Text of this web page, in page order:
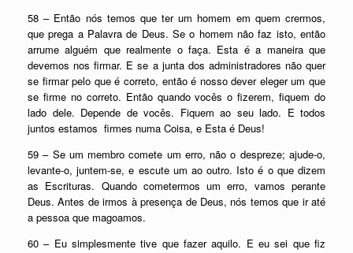
58 – Então nós temos que ter um homem em quem crermos,
que prega a Palavra de Deus. Se o homem não faz isto, então
arrume alguém que realmente o faça. Esta é a maneira que
devemos nos firmar. E se a junta dos administradores não quer
se firmar pelo que é correto, então é nosso dever eleger um que
se firme no correto. Então quando vocês o fizerem, fiquem do
lado dele. Depende de vocês. Fiquem ao seu lado. E todos
juntos estamos firmes numa Coisa, e Esta é Deus!
59 – Se um membro comete um erro, não o despreze; ajude-o,
levante-o, juntem-se, e escute um ao outro. Isto é o que dizem
as Escrituras. Quando cometermos um erro, vamos perante
Deus. Antes de irmos à presença de Deus, nós temos que ir até
a pessoa que magoamos.
60 – Eu simplesmente tive que fazer aquilo. E eu sei que fiz